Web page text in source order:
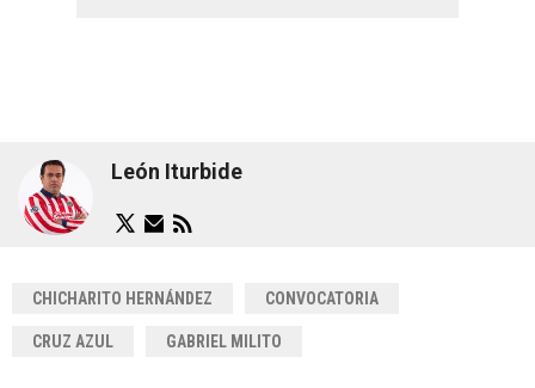
León Iturbide
CHICHARITO HERNÁNDEZ CONVOCATORIA
CRUZ AZUL GABRIEL MILITO